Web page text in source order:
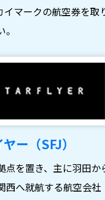
マークの航空券を取
ー（SFJ）
点を置き、主に羽田か
西へ就航する航空会社